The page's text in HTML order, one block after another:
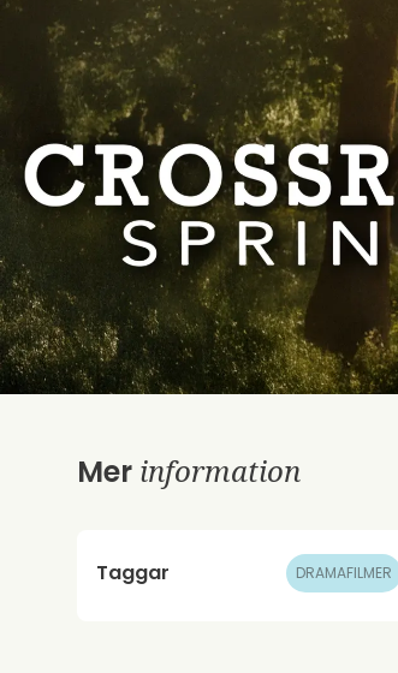
Mer information
Taggar DRAMAFILMER